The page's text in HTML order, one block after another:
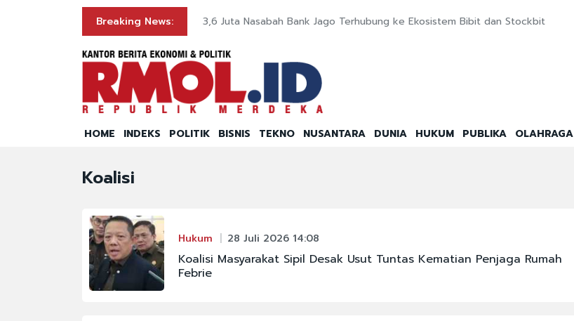
Breaking News: 3,6 Juta Nasabah Bank Jago Terhubung ke Ekosistem Bibit dan Stockbit
HOME INDEKS POLITIK BISNIS TEKNO NUSANTARA DUNIA HUKUM PUBLIKA OLAHRAGA
Koalisi
Hukum 28 Juli 2026 14:08
Koalisi Masyarakat Sipil Desak Usut Tuntas Kematian Penjaga Rumah
Febrie